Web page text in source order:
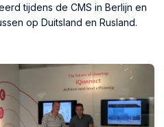
tijdens de CMS in Berlijn en
op Duitsland en Rusland.